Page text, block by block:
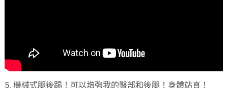
5. 機械式腿後踢！可以增強我的臀部和後腿！身體站直！